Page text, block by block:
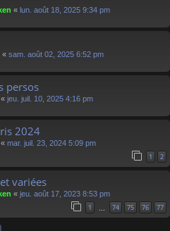
« lun. août 18, 2025 9:34 pm
« sam. août 02, 2025 6:52 pm
persos
« jeu. juil. 10, 2025 4:16 pm
2024
« mar. juil. 23, 2024 5:09 pm
1 2
variées
« jeu. août 17, 2023 8:53 pm
1 … 74 75 76 77